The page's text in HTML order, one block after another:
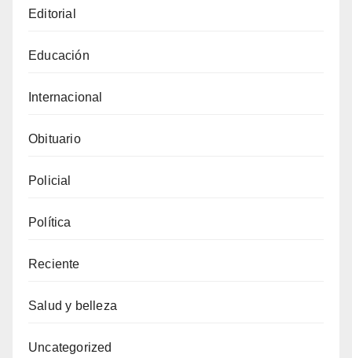
Editorial
Educación
Internacional
Obituario
Policial
Política
Reciente
Salud y belleza
Uncategorized